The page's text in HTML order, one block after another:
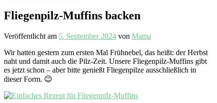
Fliegenpilz-Muffins backen
Veröffentlicht am 5. September 2024 von Mama
Wir hatten gestern zum ersten Mal Frühnebel, das heißt: der Herbst
naht und damit auch die Pilz-Zeit. Unsere Fliegenpilz-Muffins gibt
es jetzt schon – aber bitte genießt Fliegenpilze ausschließlich in
dieser Form. 😉